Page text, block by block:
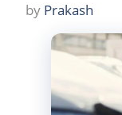
by Prakash